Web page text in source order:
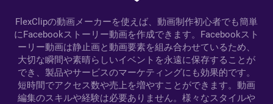
FlexClipの動画メーカーを使えば、動画制作初心者でも簡単
にFacebookストーリー動画を作成できます。Facebookスト
ーリー動画は静止画と動画要素を組み合わせているため、
大切な瞬間や素晴らしいイベントを永遠に保存することが
でき、製品やサービスのマーケティングにも効果的です。
短時間でアクセス数や売上を増やすことができます。動画
編集のスキルや経験は必要ありません。様々なスタイルや